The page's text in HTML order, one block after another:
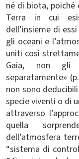
né di biota, poiché
Terra in cui
dell’insieme di
gli oceani e
uniti così
Gaia, non gli
separatamente»
non sono
specie viventi o di
attraverso
quella
dell’atmosfera
“sistema di